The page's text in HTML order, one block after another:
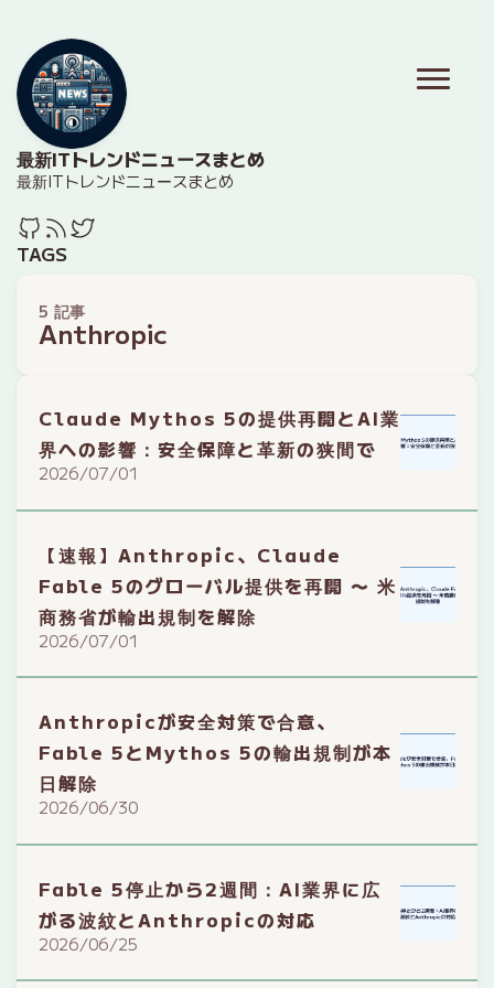
最新ITトレンドニュースまとめ
最新ITトレンドニュースまとめ
TAGS
5 記事
Anthropic
Claude Mythos 5の提供再開とAI業
界への影響：安全保障と革新の狭間で
2026/07/01
【速報】Anthropic、Claude
Fable 5のグローバル提供を再開 〜 米
商務省が輸出規制を解除
2026/07/01
Anthropicが安全対策で合意、
Fable 5とMythos 5の輸出規制が本
日解除
2026/06/30
Fable 5停止から2週間：AI業界に広
がる波紋とAnthropicの対応
2026/06/25